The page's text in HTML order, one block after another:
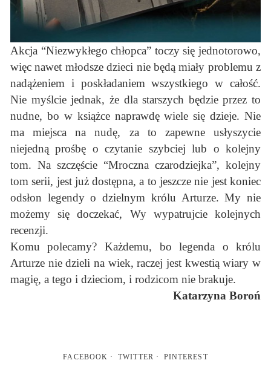
Akcja “Niezwykłego chłopca” toczy się jednotorowo,
więc nawet młodsze dzieci nie będą miały problemu z
nadążeniem i poskładaniem wszystkiego w całość.
Nie myślcie jednak, że dla starszych będzie przez to
nudne, bo w książce naprawdę wiele się dzieje. Nie
ma miejsca na nudę, za to zapewne usłyszycie
niejedną prośbę o czytanie szybciej lub o kolejny
tom. Na szczęście “Mroczna czarodziejka”, kolejny
tom serii, jest już dostępna, a to jeszcze nie jest koniec
odsłon legendy o dzielnym królu Arturze. My nie
możemy się doczekać, Wy wypatrujcie kolejnych
recenzji.
Komu polecamy? Każdemu, bo legenda o królu
Arturze nie dzieli na wiek, raczej jest kwestią wiary w
magię, a tego i dzieciom, i rodzicom nie brakuje.
Katarzyna Boroń
FACEBOOK TWITTER PINTEREST